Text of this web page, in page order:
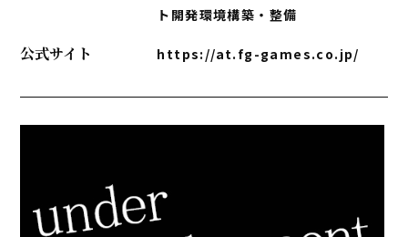
ト開発環境構築・整備
公式サイト https://at.fg-games.co.jp/